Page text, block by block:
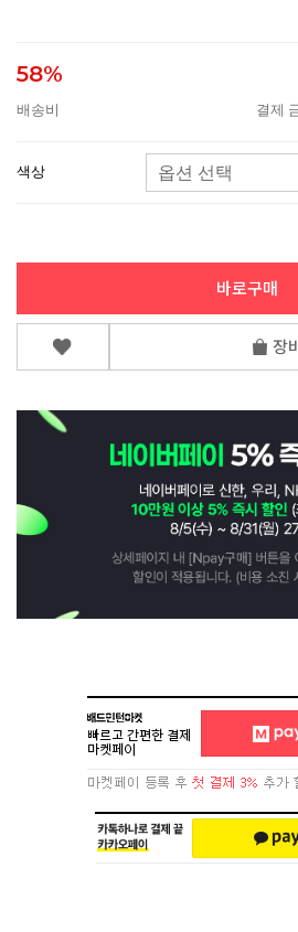
58%
배송비
결제
색상
바로구매
장